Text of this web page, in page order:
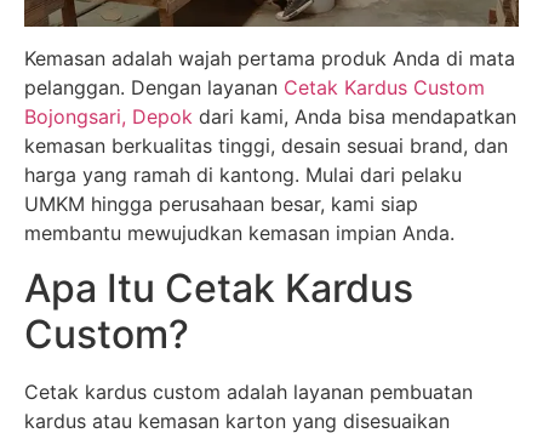
Kemasan adalah wajah pertama produk Anda di mata
pelanggan. Dengan layanan Cetak Kardus Custom
Bojongsari, Depok dari kami, Anda bisa mendapatkan
kemasan berkualitas tinggi, desain sesuai brand, dan
harga yang ramah di kantong. Mulai dari pelaku
UMKM hingga perusahaan besar, kami siap
membantu mewujudkan kemasan impian Anda.
Apa Itu Cetak Kardus
Custom?
Cetak kardus custom adalah layanan pembuatan
kardus atau kemasan karton yang disesuaikan